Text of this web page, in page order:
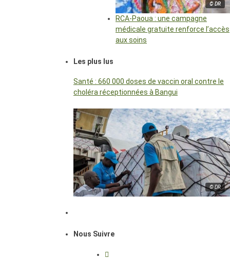
© DR
RCA-Paoua : une campagne
médicale gratuite renforce l’accès
aux soins
Les plus lus
Santé : 660 000 doses de vaccin oral contre le
choléra réceptionnées à Bangui
© DR
Nous Suivre